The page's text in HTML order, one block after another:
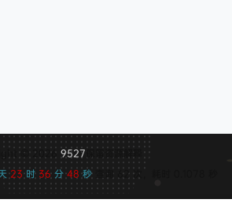
© 2026 9527 保留资源解释
23时 36分49秒 查询 62 次，耗时 0.1078 秒